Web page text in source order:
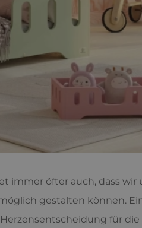
immer öfter auch, dass wir
gestalten können.
für die